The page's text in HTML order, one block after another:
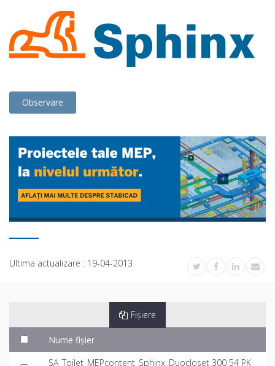
Observare
Ultima actualizare : 19-04-2013
Fișiere
Nume fișier
SA_Toilet_MEPcontent_Sphinx_Duocloset 300 54 PK